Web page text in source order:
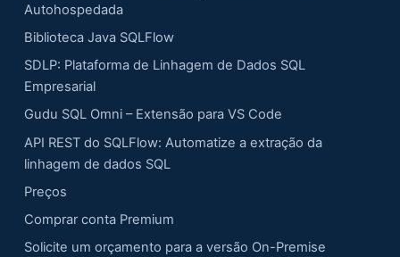
Autohospedada
Biblioteca Java SQLFlow
SDLP: Plataforma de Linhagem de Dados SQL
Empresarial
Gudu SQL Omni – Extensão para VS Code
API REST do SQLFlow: Automatize a extração da
linhagem de dados SQL
Preços
Comprar conta Premium
Solicite um orçamento para a versão On-Premise